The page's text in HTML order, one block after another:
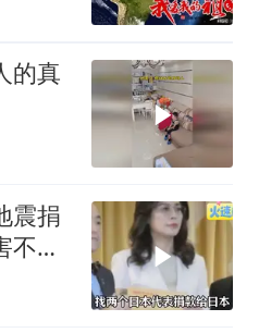
的真
震捐
不闻